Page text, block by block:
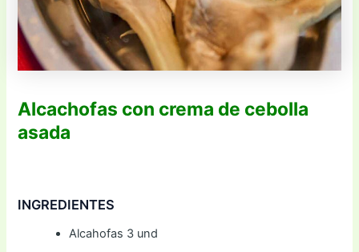
Alcachofas con crema de cebolla
asada
INGREDIENTES
Alcahofas 3 und